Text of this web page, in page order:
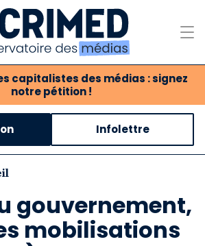
capitalistes des médias : signez
notre pétition !
Notre association
critique des médias
Nos propositions
Notre revue
Boutique
Infolettre
gouvernement,
mobilisations